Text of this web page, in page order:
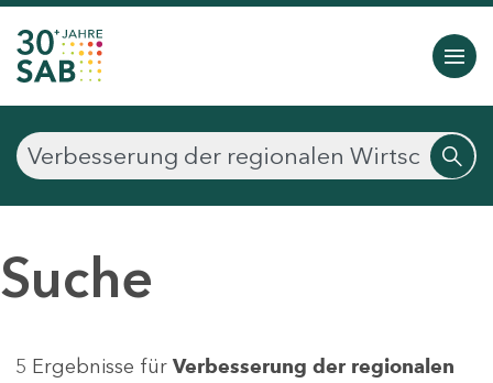
Suche
5 Ergebnisse für Verbesserung der regionalen